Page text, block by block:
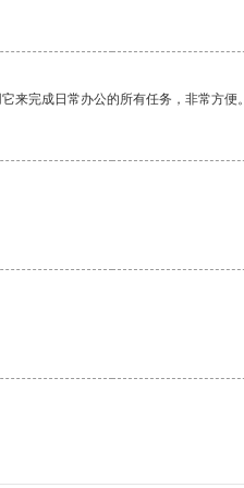
来完成日常办公的所有任务，非常方便。